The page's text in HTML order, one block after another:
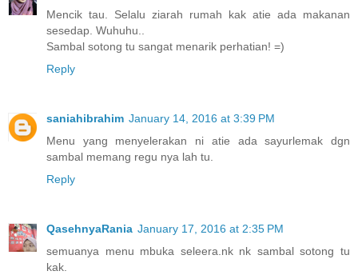
Mencik tau. Selalu ziarah rumah kak atie ada makanan
sesedap. Wuhuhu..
Sambal sotong tu sangat menarik perhatian! =)
Reply
saniahibrahim January 14, 2016 at 3:39 PM
Menu yang menyelerakan ni atie ada sayurlemak dgn
sambal memang regu nya lah tu.
Reply
QasehnyaRania January 17, 2016 at 2:35 PM
semuanya menu mbuka seleera.nk nk sambal sotong tu
kak.